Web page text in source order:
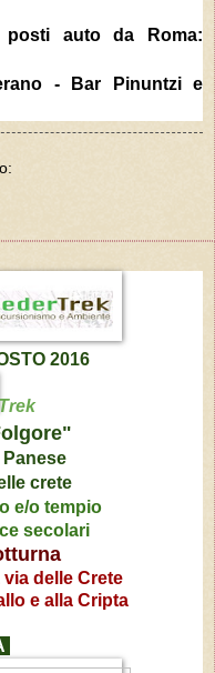
posti auto da Roma:
- Bar Pinuntzi e
2016
Trek
crete
e/o tempio
secolari
delle Crete
e alla Cripta